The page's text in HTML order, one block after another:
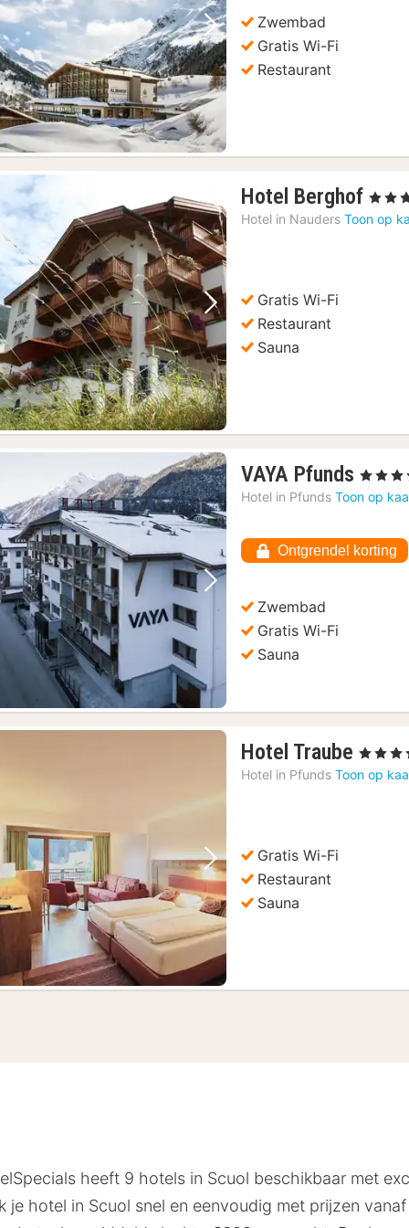
Vorige foto Volgende foto
Zwembad
Gratis Wi-Fi
Restaurant
Vorige foto Volgende foto
Hotel Berghof 1
, 4
Hotel in Nauders Toon op
Gratis Wi-Fi
Restaurant
Sauna
Vorige foto Volgende foto
VAYA Pfunds 1
nacht
€
154,37
, 4
Hotel in Pfunds Toon op
Ontgrendel korting
Zwembad
Gratis Wi-Fi
Sauna
Vorige foto Volgende foto
Hotel Traube 1
nacht
, 4 Sterren
Hotel in Pfunds Toon op
Gratis Wi-Fi
Restaurant
Sauna
heeft 9 hotels in Scuol beschikbaar met
je hotel in Scuol snel en eenvoudig met prijzen